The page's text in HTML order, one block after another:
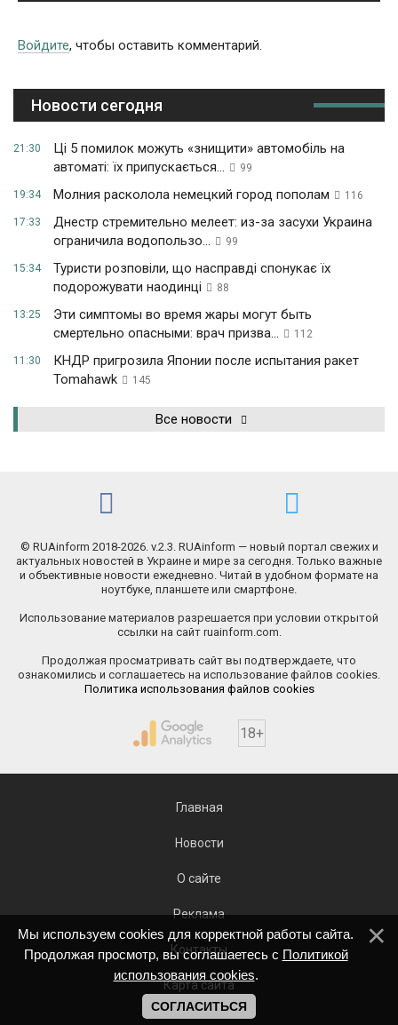
Войдите, чтобы оставить комментарий.
Новости сегодня
21:30
Ці 5 помилок можуть «знищити» автомобіль на
автоматі: їх припускається...
99
19:34 Молния расколола немецкий город пополам 116
17:33
Днестр стремительно мелеет: из-за засухи Украина
ограничила водопользо...
99
15:34
Туристи розповіли, що насправді спонукає їх
подорожувати наодинці
88
13:25
Эти симптомы во время жары могут быть
смертельно опасными: врач призва...
112
11:30
КНДР пригрозила Японии после испытания ракет
Tomahawk
145
Все новости
© RUAinform 2018-2026. v.2.3. RUAinform — новый портал свежих и
актуальных новостей в Украине и мире за сегодня. Только важные
и объективные новости ежедневно. Читай в удобном формате на
ноутбуке, планшете или смартфоне.
Использование материалов разрешается при условии открытой
ссылки на сайт ruainform.com.
Продолжая просматривать сайт вы подтверждаете, что
ознакомились и соглашаетесь на использование файлов cookies.
Политика использования файлов cookies
18+
Главная
Новости
О сайте
Реклама
Контакты
Карта сайта
Мы используем cookies для корректной работы сайта.
Продолжая просмотр, вы соглашаетесь с Политикой
использования cookies.
СОГЛАСИТЬСЯ